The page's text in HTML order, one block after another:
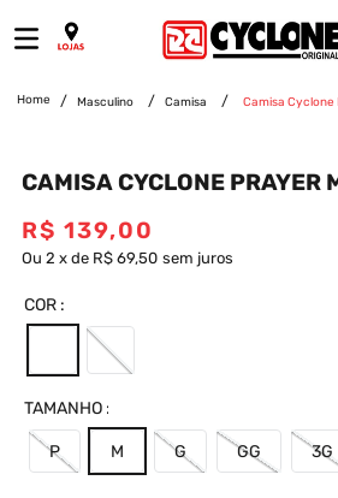
Masculino Camisa Camisa Cyclone
CAMISA CYCLONE PRAYER
R$ 139,00
Ou 2 x de R$ 69,50 sem juros
COR
TAMANHO
P M G GG 3G